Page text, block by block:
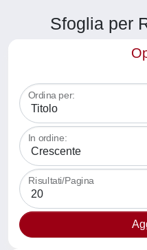
Sfoglia per
Ordina per:
In ordine:
Risultati/Pagina